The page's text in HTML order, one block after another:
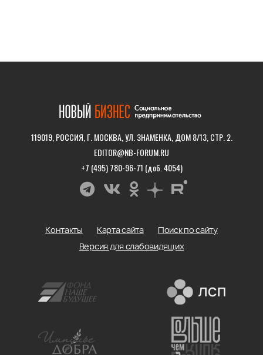
119019, РОССИЯ, Г. МОСКВА, УЛ. ЗНАМЕНКА, ДОМ 8/13, СТР. 2.
EDITOR@NB-FORUM.RU
+7 (495) 780-96-71 (доб. 4054)
Контакты Карта сайта
Поиск по сайту
Версия для слабовидящих